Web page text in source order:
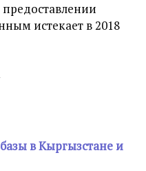
истекает в 2018
в Кыргызстане и